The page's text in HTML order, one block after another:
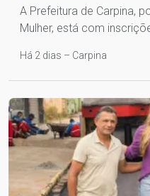
A Prefeitura de Carpina,
Mulher, está com
Há 2 dias – Carpina